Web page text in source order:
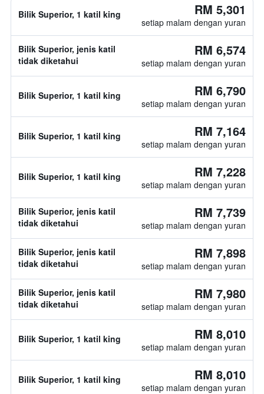
Bilik Superior, 1 katil king RM 5,301
setiap malam dengan yuran
Bilik Superior, jenis katil
tidak diketahui
RM 6,574
setiap malam dengan yuran
Bilik Superior, 1 katil king RM 6,790
setiap malam dengan yuran
Bilik Superior, 1 katil king RM 7,164
setiap malam dengan yuran
Bilik Superior, 1 katil king RM 7,228
setiap malam dengan yuran
Bilik Superior, jenis katil
tidak diketahui
RM 7,739
setiap malam dengan yuran
Bilik Superior, jenis katil
tidak diketahui
RM 7,898
setiap malam dengan yuran
Bilik Superior, jenis katil
tidak diketahui
RM 7,980
setiap malam dengan yuran
Bilik Superior, 1 katil king RM 8,010
setiap malam dengan yuran
Bilik Superior, 1 katil king RM 8,010
setiap malam dengan yuran